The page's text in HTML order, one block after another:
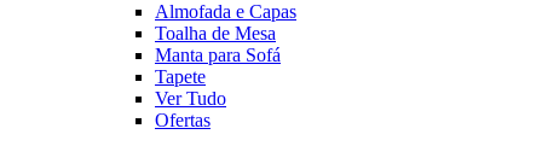
Almofada e Capas
Toalha de Mesa
Manta para Sofá
Tapete
Ver Tudo
Ofertas